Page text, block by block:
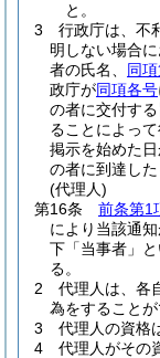
と。
3
行政庁は、不
明しない場合に
者の氏名、 同
政庁が同項各号
の者に交付す
ることによって
掲示を始めた
の者に到達した
(代理人)
第16条
前条第1
により当該通
下「当事者」
る。
2
代理人は、各
為をすることが
3
代理人の資格
4
代理人がその